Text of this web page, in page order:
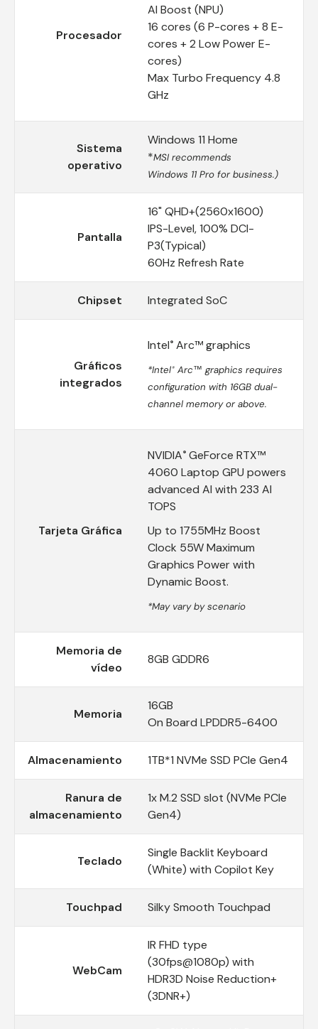
Procesador
AI Boost (NPU)
16 cores (6 P-cores + 8 E-
cores + 2 Low Power E-
cores)
Max Turbo Frequency 4.8
GHz
Sistema
operativo
Windows 11 Home
*MSI recommends
Windows 11 Pro for business.)
Pantalla
16" QHD+(2560x1600)
IPS-Level, 100% DCI-
P3(Typical)
60Hz Refresh Rate
Chipset Integrated SoC
Gráficos
integrados
Intel® Arc™ graphics
*Intel® Arc™ graphics requires
configuration with 16GB dual-
channel memory or above.
Tarjeta Gráfica
NVIDIA® GeForce RTX™
4060 Laptop GPU powers
advanced AI with 233 AI
TOPS
Up to 1755MHz Boost
Clock 55W Maximum
Graphics Power with
Dynamic Boost.
*May vary by scenario
Memoria de
vídeo
8GB GDDR6
Memoria
16GB
On Board LPDDR5-6400
Almacenamiento 1TB*1 NVMe SSD PCIe Gen4
Ranura de
almacenamiento
1x M.2 SSD slot (NVMe PCIe
Gen4)
Teclado
Single Backlit Keyboard
(White) with Copilot Key
Touchpad Silky Smooth Touchpad
WebCam
IR FHD type
(30fps@1080p) with
HDR3D Noise Reduction+
(3DNR+)